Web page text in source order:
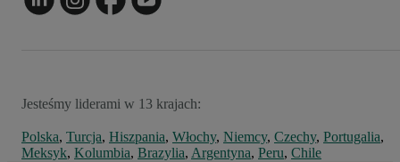
Jesteśmy liderami w 13 krajach:
Polska, Turcja, Hiszpania, Włochy, Niemcy, Czechy, Portugalia,
Meksyk, Kolumbia, Brazylia, Argentyna, Peru, Chile